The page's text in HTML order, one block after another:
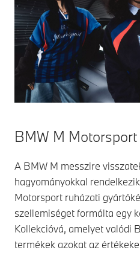
BMW M Motorsport
A BMW M messzire
hagyományokkal
Motorsport ruházati
szellemiséget formálta egy
Kollekcióvá, amelyet valódi
termékek azokat az